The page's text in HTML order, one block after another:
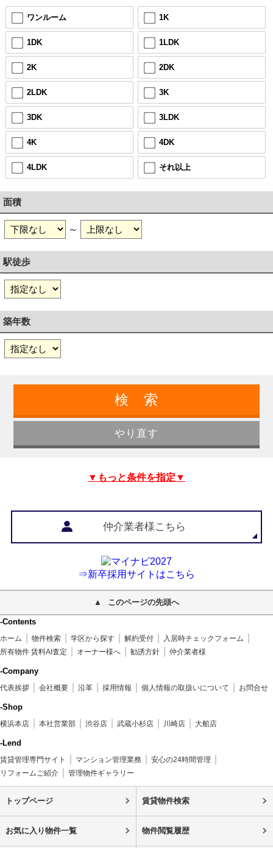
ワンルーム 1K
1DK 1LDK
2K 2DK
2LDK 3K
3DK 3LDK
4K 4DK
4LDK それ以上
面積
～
駅徒歩
築年数
▼もっと条件を指定▼
仲介業者様こちら
⇒新卒採用サイトはこちら
このページの先頭へ
-Contents
ホーム 物件検索 学区から探す 解約受付
入居時チェックフォーム
所有物件 賃料AI査定
オーナー様へ 勧誘方針 仲介業者様
-Company
代表挨拶 会社概要 沿革 採用情報 個人情報の取扱いについて お問合せ
-Shop
横浜本店 本社営業部 渋谷店 武蔵小杉店 川崎店 大船店
-Lend
賃貸管理専門サイト マンション管理業務
安心の24時間管理
リフォームご紹介
管理物件ギャラリー
トップページ 賃貸物件検索
お気に入り物件一覧 物件閲覧履歴